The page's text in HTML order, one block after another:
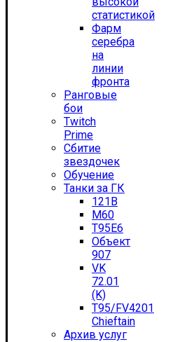
статистикой
Фарм
серебра
на
линии
фронта
Ранговые
бои
Twitch
Prime
Сбитие
звездочек
Обучение
Танки за ГК
121B
M60
T95E6
Объект
907
VK
72.01
(K)
T95/FV4201
Chieftain
Архив услуг